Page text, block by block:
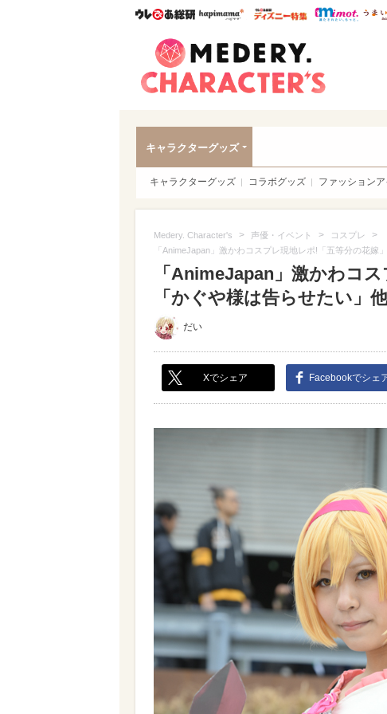
ウレぴあ総研ハピママ* ウレぴあ総
キャラクターグッズ
キャラクターグッズ コラボグッズ ファッション
Medery. Character's > 声優・イベント > コスプレ >
「AnimeJapan」激かわコスプレ現地レポ!「五等分の花嫁
「AnimeJapan」激かわコ
「かぐや様は告らせたい」
だい
Xでシェア Facebookでシェ